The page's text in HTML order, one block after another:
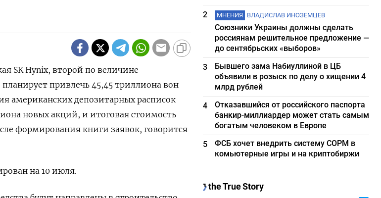
SK Hynix, второй по величине
привлечь 45,45 триллиона ​вон
⁠американских депозитарных ‌расписок
новых акций, и ​итоговая стоимость
формирования книги заявок, говорится
​на ​10 ‌июля.
2
МНЕНИЯ ВЛАДИСЛАВ ИНОЗЕМЦЕВ
Союзники Украины должны сделать
россиянам решительное предложение —
до сентябрьских «выборов»
3
Бывшего зама Набиуллиной в ЦБ
объявили в розыск по делу о хищении 4
млрд рублей
4
Отказавшийся от российского паспорта
банкир-миллиардер может стать самым
богатым человеком в Европе
5
ФСБ хочет внедрить систему СОРМ в
комьютерные игры и на криптобиржи